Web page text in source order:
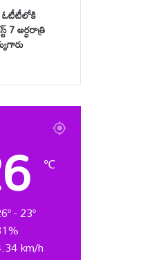
ఓటీటీలోకి
7 అర్ధరాత్రి
℃
- 23º
km/h